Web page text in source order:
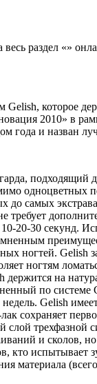
раздел «»
которое
2010» в
года и назван
подходящий
одноцветных
самых
20-30 секунд.
ногтей. Gelish
ногтям
на
по системе
Gelish
сохраняет
трехфазной
и сколов,
кто испытывает
материала